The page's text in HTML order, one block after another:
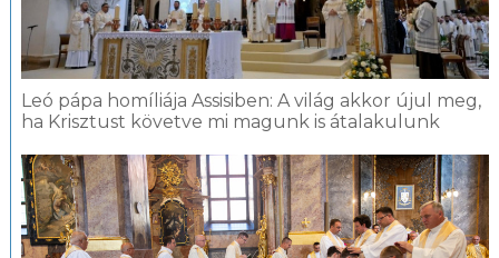
Leó pápa homíliája Assisiben: A világ akkor újul meg,
ha Krisztust követve mi magunk is átalakulunk